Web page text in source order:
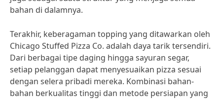
bahan di dalamnya.
Terakhir, keberagaman topping yang ditawarkan oleh
Chicago Stuffed Pizza Co. adalah daya tarik tersendiri.
Dari berbagai tipe daging hingga sayuran segar,
setiap pelanggan dapat menyesuaikan pizza sesuai
dengan selera pribadi mereka. Kombinasi bahan-
bahan berkualitas tinggi dan metode persiapan yang